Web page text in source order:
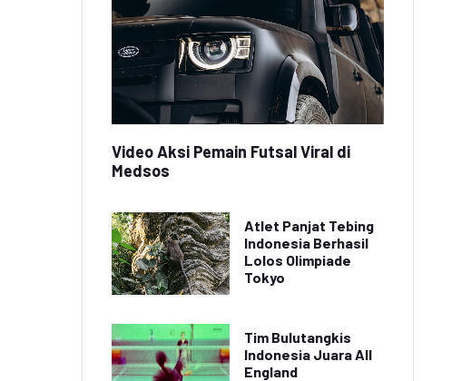
Video Aksi Pemain Futsal Viral di
Medsos
Atlet Panjat Tebing
Indonesia Berhasil
Lolos Olimpiade
Tokyo
Tim Bulutangkis
Indonesia Juara All
England